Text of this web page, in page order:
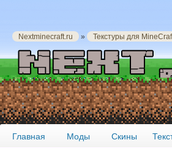
Nextminecraft.ru » Текстуры для
Главная Моды Скины